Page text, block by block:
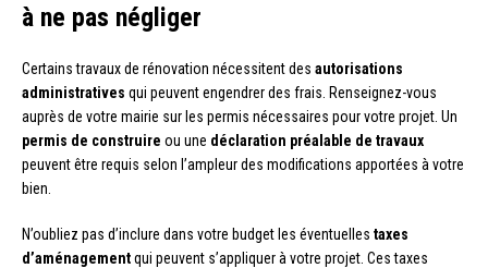
à ne pas négliger
Certains travaux de rénovation nécessitent des autorisations
administratives qui peuvent engendrer des frais. Renseignez-vous
auprès de votre mairie sur les permis nécessaires pour votre projet. Un
permis de construire ou une déclaration préalable de travaux
peuvent être requis selon l’ampleur des modifications apportées à votre
bien.
N’oubliez pas d’inclure dans votre budget les éventuelles taxes
d’aménagementqui peuvent s’appliquer à votre projet. Ces taxes